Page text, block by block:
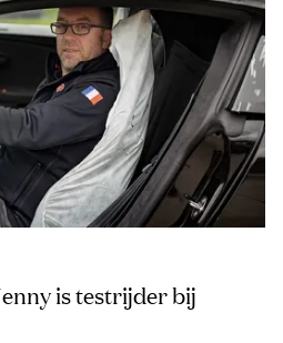
is testrijder bij